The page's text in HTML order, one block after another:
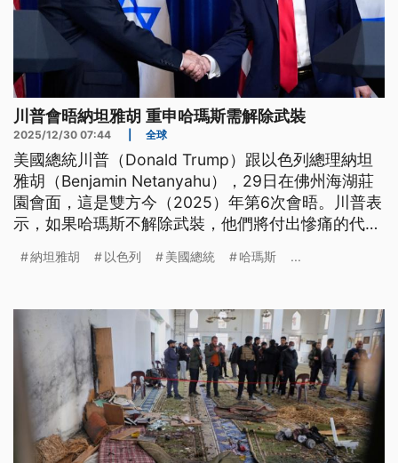
川普會晤納坦雅胡 重申哈瑪斯需解除武裝
2025/12/30 07:44 全球
美國總統川普（Donald Trump）跟以色列總理納坦
雅胡（Benjamin Netanyahu），29日在佛州海湖莊
園會面，這是雙方今（2025）年第6次會晤。川普表
示，如果哈瑪斯不解除武裝，他們將付出慘痛的代
後果將非常嚴重。
納坦雅胡 以色列 美國總統 哈瑪斯 ...